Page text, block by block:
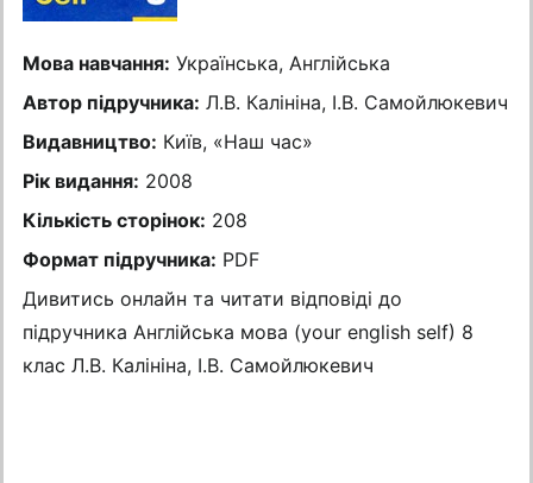
Мова навчання: Українська, Англійська
Автор підручника: Л.В. Калініна, І.В. Самойлюкевич
Видавництво: Київ, «Наш час»
Рік видання: 2008
Кількість сторінок: 208
Формат підручника: PDF
Дивитись онлайн та читати відповіді до
підручника Англійська мова (your english self) 8
клас Л.В. Калініна, І.В. Самойлюкевич